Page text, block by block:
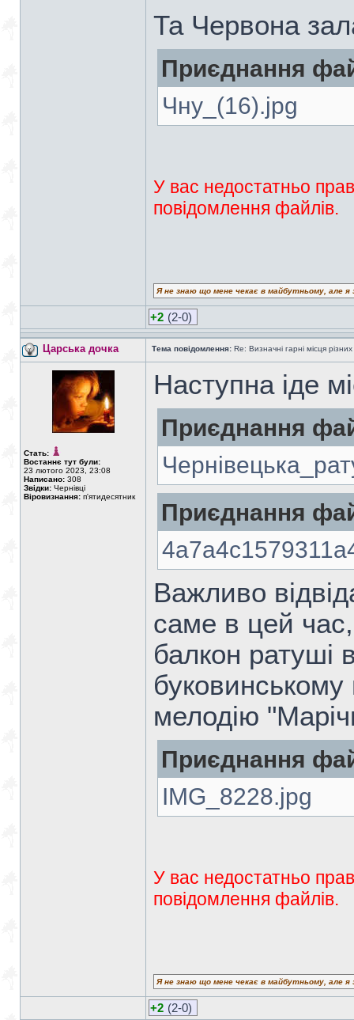
Та Червона
Приєднання
Чну_(16).jpg
У вас недостатньо
повідомлення файлів.
Я не знаю що мене чекає в майбутньому, але
+2 (2-0)
Царська дочка Тема повідомлення: Re: Визначні гарні місця
Стать:
Востаннє тут були:
23 лютого 2023, 23:08
Написано: 308
Звідки: Чернівці
Віровизнання: п'ятидесятник
Наступна іде
Приєднання
Приєднання
Важливо
саме в цей
балкон ратуші
буковинському
мелодію
Приєднання
IMG_8228.jpg
У вас недостатньо
повідомлення файлів.
Я не знаю що мене чекає в майбутньому, але
+2 (2-0)